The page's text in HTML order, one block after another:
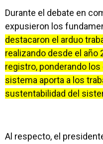
Durante el debate en
expusieron los
destacaron el arduo
realizando desde el año
registro, ponderando
sistema aporta a los
sustentabilidad del
Al respecto, el